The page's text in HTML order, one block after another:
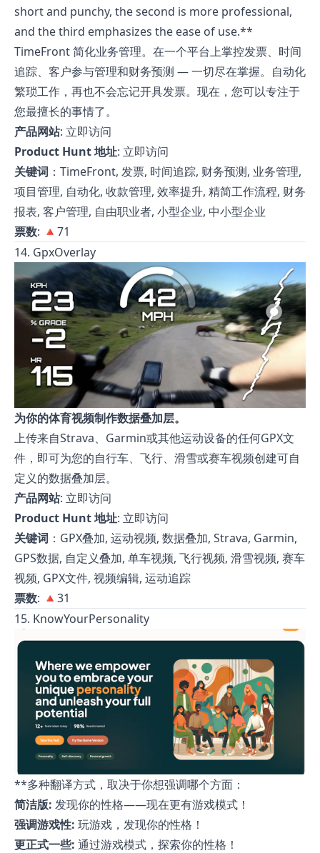
short and punchy, the second is more professional,
and the third emphasizes the ease of use.**
TimeFront 简化业务管理。在一个平台上掌控发票、时间
追踪、客户参与管理和财务预测 — 一切尽在掌握。自动化
繁琐工作，再也不会忘记开具发票。现在，您可以专注于
您最擅长的事情了。
产品网站: 立即访问
Product Hunt 地址: 立即访问
关键词 ：TimeFront, 发票, 时间追踪, 财务预测, 业务管理,
项目管理, 自动化, 收款管理, 效率提升, 精简工作流程, 财务
报表, 客户管理, 自由职业者, 小型企业, 中小型企业
票数: 🔺71
14. GpxOverlay
为你的体育视频制作数据叠加层。
上传来自Strava、Garmin或其他运动设备的任何GPX文
件，即可为您的自行车、飞行、滑雪或赛车视频创建可自
定义的数据叠加层。
产品网站: 立即访问
Product Hunt 地址: 立即访问
关键词 ：GPX叠加, 运动视频, 数据叠加, Strava, Garmin,
GPS数据, 自定义叠加, 单车视频, 飞行视频, 滑雪视频, 赛车
视频, GPX文件, 视频编辑, 运动追踪
票数: 🔺31
15. KnowYourPersonality
**多种翻译方式，取决于你想强调哪个方面：
简洁版: 发现你的性格——现在更有游戏模式！
强调游戏性: 玩游戏，发现你的性格！
更正式一些: 通过游戏模式，探索你的性格！